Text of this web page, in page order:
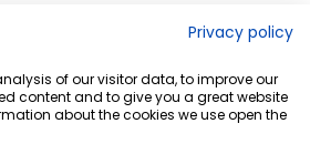
Privacy policy
of our visitor data, to improve our
content and to give you a great website
about the cookies we use open the